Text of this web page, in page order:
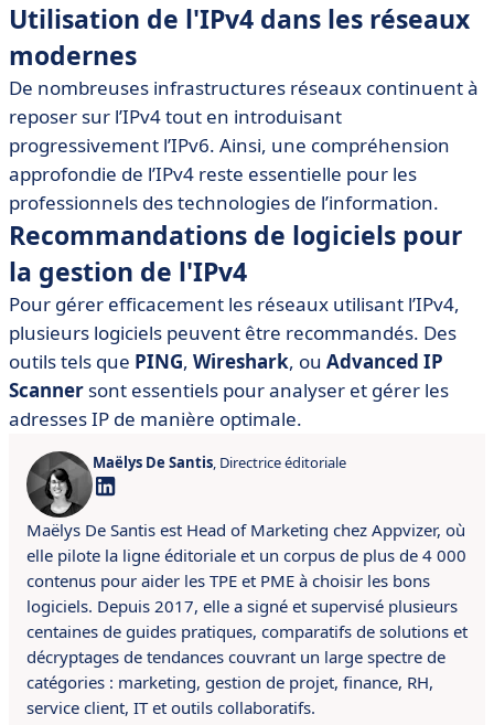
Utilisation de l'IPv4 dans les réseaux
modernes
De nombreuses infrastructures réseaux continuent à
reposer sur l’IPv4 tout en introduisant
progressivement l’IPv6. Ainsi, une compréhension
approfondie de l’IPv4 reste essentielle pour les
professionnels des technologies de l’information.
Recommandations de logiciels pour
la gestion de l'IPv4
Pour gérer efficacement les réseaux utilisant l’IPv4,
plusieurs logiciels peuvent être recommandés. Des
outils tels que PING, Wireshark, ou Advanced IP
Scanner sont essentiels pour analyser et gérer les
adresses IP de manière optimale.
Maëlys De Santis, Directrice éditoriale
Maëlys De Santis est Head of Marketing chez Appvizer, où
elle pilote la ligne éditoriale et un corpus de plus de 4 000
contenus pour aider les TPE et PME à choisir les bons
logiciels. Depuis 2017, elle a signé et supervisé plusieurs
centaines de guides pratiques, comparatifs de solutions et
décryptages de tendances couvrant un large spectre de
catégories : marketing, gestion de projet, finance, RH,
service client, IT et outils collaboratifs.